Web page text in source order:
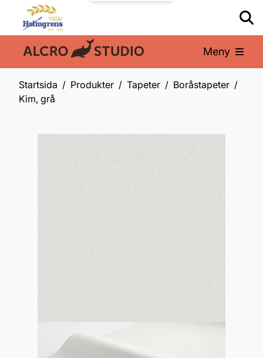
En del av: Meny
Startsida Produkter Tapeter
Boråstapeter
Kim, grå